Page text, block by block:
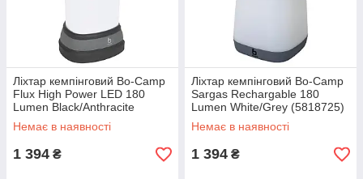
Ліхтар кемпінговий Bo-Camp
Flux High Power LED 180
Lumen Black/Anthracite
(5818895)
Немає в наявності
1 394 ₴
Ліхтар кемпінговий Bo-Camp
Sargas Rechargable 180
Lumen White/Grey (5818725)
Немає в наявності
1 394 ₴